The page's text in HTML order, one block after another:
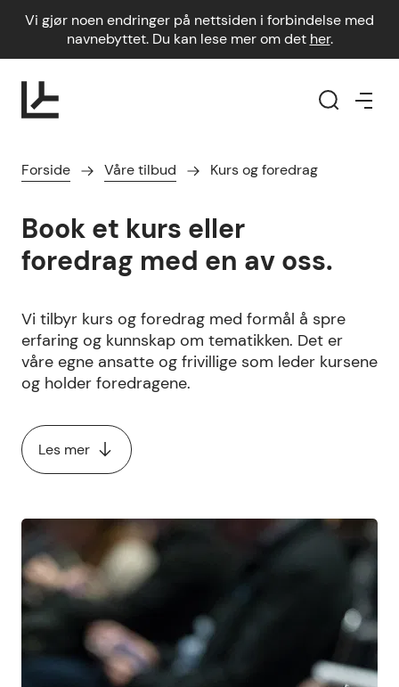
Vi gjør noen endringer på nettsiden i forbindelse med
navnebyttet. Du kan lese mer om det her.
Forside Våre tilbud Kurs og foredrag
Book et kurs eller
foredrag med en av oss.
Vi tilbyr kurs og foredrag med formål å spre
erfaring og kunnskap om tematikken. Det er
våre egne ansatte og frivillige som leder kursene
og holder foredragene.
Les mer